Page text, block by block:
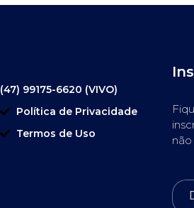
(47) 99175-6620 (VIVO)
Política de Privacidade
Termos de Uso